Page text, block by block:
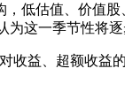
估值、价值
这一季节性将
益、超额收益